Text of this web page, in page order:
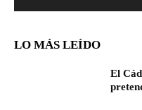
LO MÁS LEÍDO
El